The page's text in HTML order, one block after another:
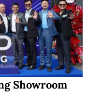
Showroom